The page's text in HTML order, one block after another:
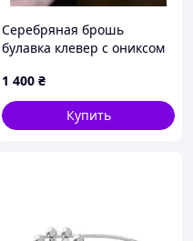
Серебряная брошь
булавка клевер с ониксом
1 400 ₴
Купить